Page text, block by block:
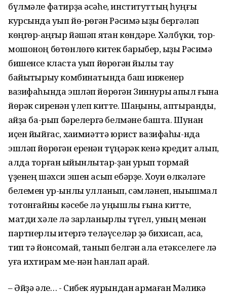
бүлмәле фатирҙа әсәһе, институттың һуңғы
курсында уҡып йө-рөгән Рәсимә ҡыҙы бергәләп
көңгөр-ҡаңғыр йәшәп ятҡан көндәре. Хәлбүки, тор-
мошоноң бөтөнлөгө китек барыбер, ҡыҙы Рәсимә
бишенсе класта уҡып йөрөгән йылы тау
байыҡтырыу комбинатында баш инженер
вазифаһында эшләп йөрөгән Зиннуры ҡапыл ғына
йөрәк сиренән үлеп китте. Шаңҡыны, аптыранды,
ҡайҙа ба-рып бәрелергә белмәне башта. Шунан
иҫен йыйғас, хаҡимиәттә юрист вазифаһы-нда
эшләп йөрөгән еренән түңәрәк кенә кредит алып,
алда торған ҡыйынлыҡтар-ҙан ҡурҡып тормай
үҙенең шәхси эшен асып ебәрҙе. Хоҡуҡи өлкәләге
белемен ур-ынлы ҡулланып, сәмләнеп, ныҡышмал
тотонғайны кәсебе лә уңышлы ғына китте,
матди хәле лә зарланырлыҡ түгел, уның менән
партнерлыҡ итергә теләүселәр ҙә бихисап, аҡса,
тип тә йонсомай, танып белгән ҡала етәкселеге лә
уға ихтирам ме-нән һанлап ҡарай.
– Әйҙә әле… - Сибек яурындан ҡармаған Мәликә